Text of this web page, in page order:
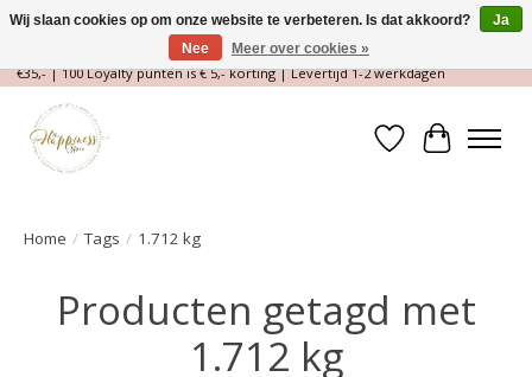
Magische Conceptstore, Edelstenen & Spirituele winkel | Gratis verzending >
€35,- | 100 Loyalty punten is € 5,- korting | Levertijd 1-2 werkdagen
Verlanglijst
Home / Tags / 1.712 kg
Producten getagd met
1.712 kg
Wij slaan cookies op om onze website te verbeteren. Is dat akkoord?
Ja
Nee
Meer over cookies »